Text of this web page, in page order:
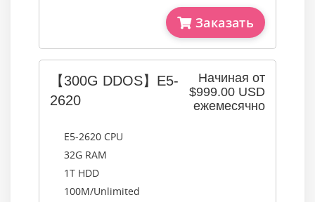
Заказать
Начиная от
$999.00 USD
ежемесячно
【300G DDOS】E5-
2620
E5-2620 CPU
32G RAM
1T HDD
100M/Unlimited